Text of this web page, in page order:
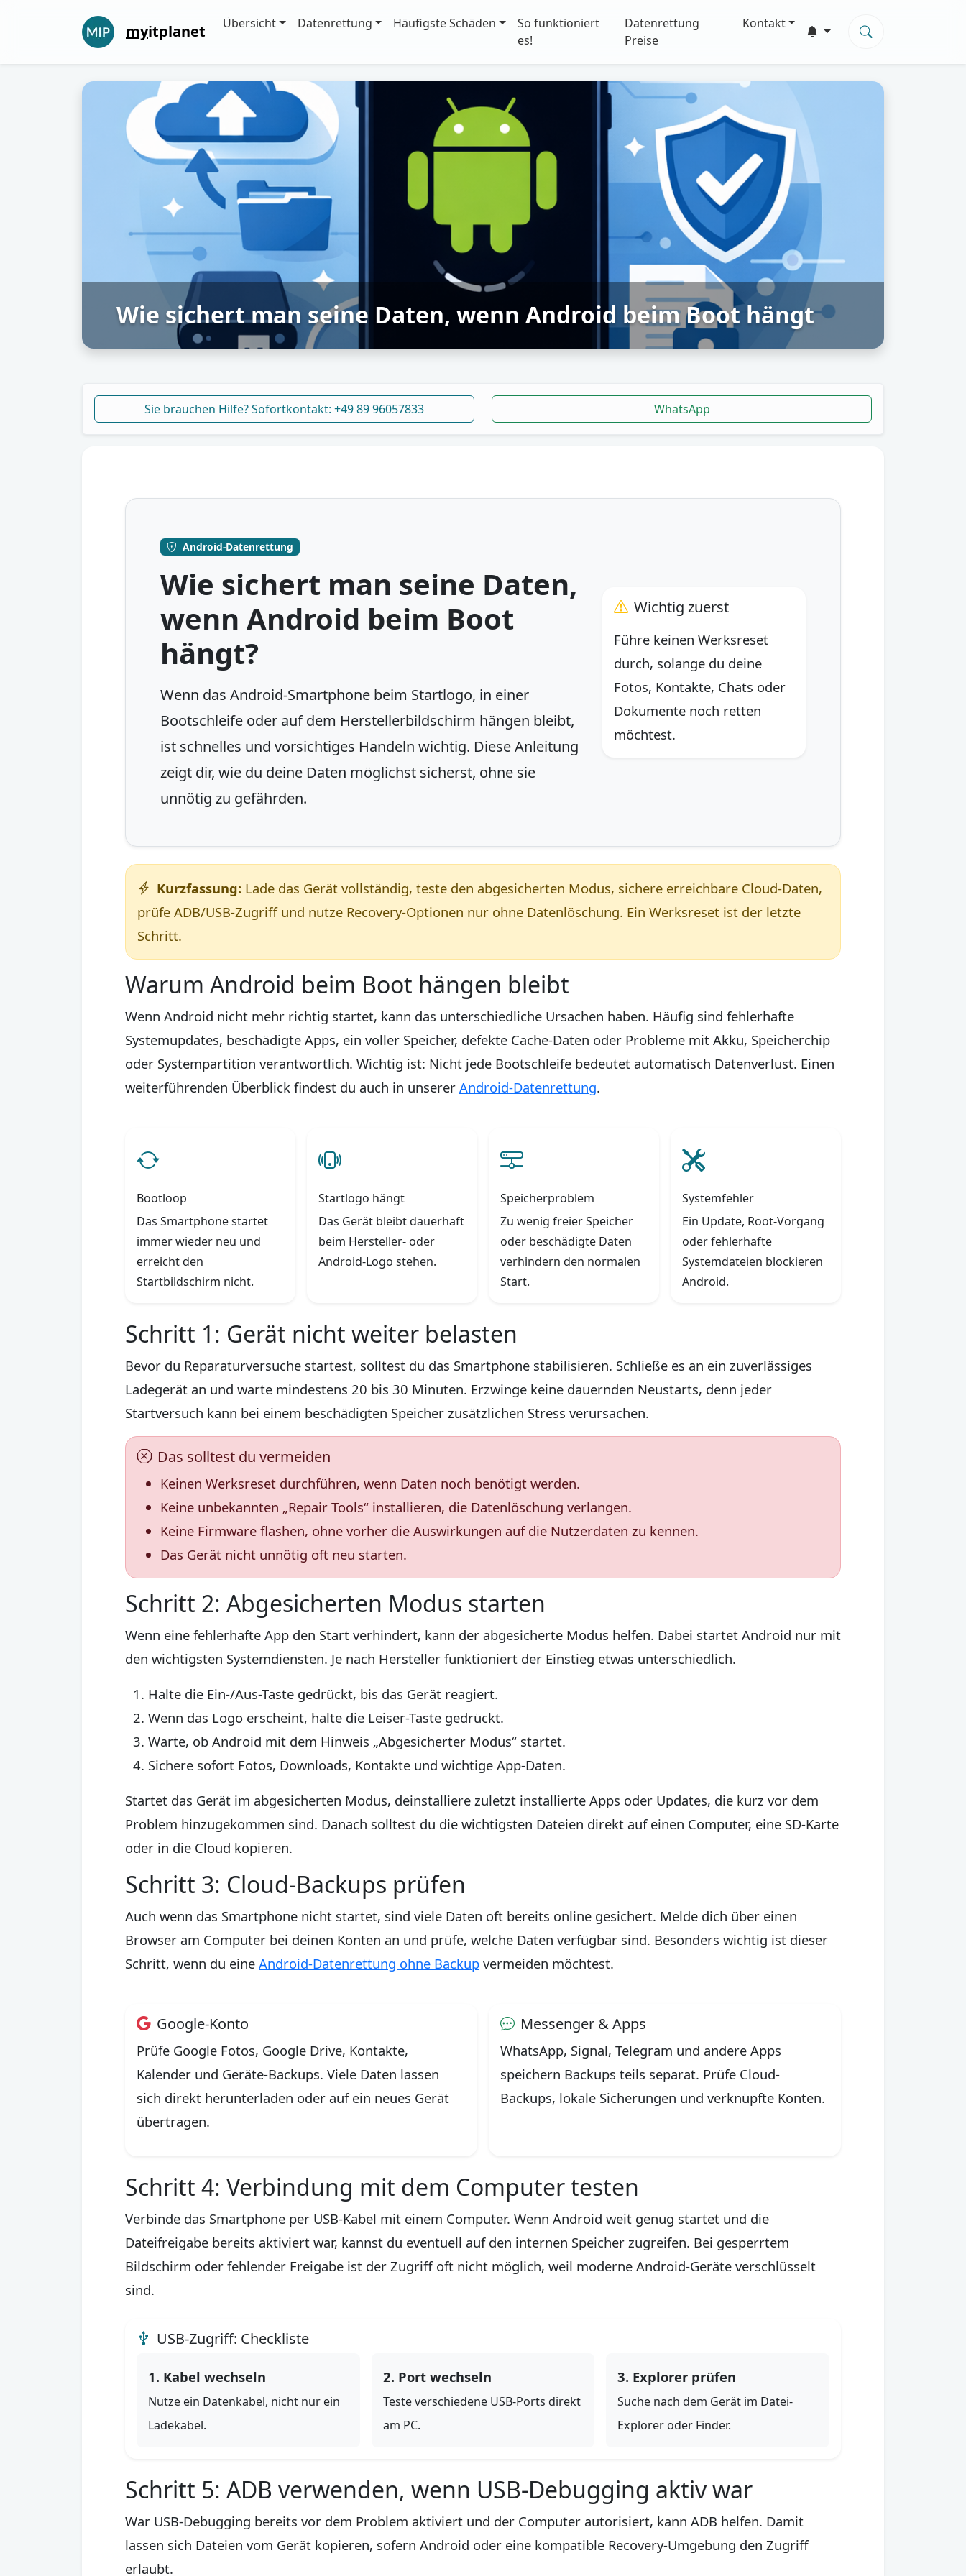
myitplanet Übersicht Datenrettung Häufigste Schäden
So funktioniert
es!
Datenrettung
Preise
Kontakt
Wie sichert man seine Daten, wenn Android beim Boot hängt
Sie brauchen Hilfe? Sofortkontakt: +49 89 96057833 WhatsApp
Android-Datenrettung
Wie sichert man seine Daten,
wenn Android beim Boot
hängt?
Wenn das Android-Smartphone beim Startlogo, in einer
Bootschleife oder auf dem Herstellerbildschirm hängen bleibt,
ist schnelles und vorsichtiges Handeln wichtig. Diese Anleitung
zeigt dir, wie du deine Daten möglichst sicherst, ohne sie
unnötig zu gefährden.
Wichtig zuerst
Führe keinen Werksreset
durch, solange du deine
Fotos, Kontakte, Chats oder
Dokumente noch retten
möchtest.
Kurzfassung: Lade das Gerät vollständig, teste den abgesicherten Modus, sichere erreichbare Cloud-Daten,
prüfe ADB/USB-Zugriff und nutze Recovery-Optionen nur ohne Datenlöschung. Ein Werksreset ist der letzte
Schritt.
Warum Android beim Boot hängen bleibt
Wenn Android nicht mehr richtig startet, kann das unterschiedliche Ursachen haben. Häufig sind fehlerhafte
Systemupdates, beschädigte Apps, ein voller Speicher, defekte Cache-Daten oder Probleme mit Akku, Speicherchip
oder Systempartition verantwortlich. Wichtig ist: Nicht jede Bootschleife bedeutet automatisch Datenverlust. Einen
weiterführenden Überblick findest du auch in unserer Android-Datenrettung.
Bootloop
Das Smartphone startet
immer wieder neu und
erreicht den
Startbildschirm nicht.
Startlogo hängt
Das Gerät bleibt dauerhaft
beim Hersteller- oder
Android-Logo stehen.
Speicherproblem
Zu wenig freier Speicher
oder beschädigte Daten
verhindern den normalen
Start.
Systemfehler
Ein Update, Root-Vorgang
oder fehlerhafte
Systemdateien blockieren
Android.
Schritt 1: Gerät nicht weiter belasten
Bevor du Reparaturversuche startest, solltest du das Smartphone stabilisieren. Schließe es an ein zuverlässiges
Ladegerät an und warte mindestens 20 bis 30 Minuten. Erzwinge keine dauernden Neustarts, denn jeder
Startversuch kann bei einem beschädigten Speicher zusätzlichen Stress verursachen.
Das solltest du vermeiden
Keinen Werksreset durchführen, wenn Daten noch benötigt werden.
Keine unbekannten „Repair Tools“ installieren, die Datenlöschung verlangen.
Keine Firmware flashen, ohne vorher die Auswirkungen auf die Nutzerdaten zu kennen.
Das Gerät nicht unnötig oft neu starten.
Schritt 2: Abgesicherten Modus starten
Wenn eine fehlerhafte App den Start verhindert, kann der abgesicherte Modus helfen. Dabei startet Android nur mit
den wichtigsten Systemdiensten. Je nach Hersteller funktioniert der Einstieg etwas unterschiedlich.
Halte die Ein-/Aus-Taste gedrückt, bis das Gerät reagiert.
Wenn das Logo erscheint, halte die Leiser-Taste gedrückt.
Warte, ob Android mit dem Hinweis „Abgesicherter Modus“ startet.
Sichere sofort Fotos, Downloads, Kontakte und wichtige App-Daten.
Startet das Gerät im abgesicherten Modus, deinstalliere zuletzt installierte Apps oder Updates, die kurz vor dem
Problem hinzugekommen sind. Danach solltest du die wichtigsten Dateien direkt auf einen Computer, eine SD-Karte
oder in die Cloud kopieren.
Schritt 3: Cloud-Backups prüfen
Auch wenn das Smartphone nicht startet, sind viele Daten oft bereits online gesichert. Melde dich über einen
Browser am Computer bei deinen Konten an und prüfe, welche Daten verfügbar sind. Besonders wichtig ist dieser
Schritt, wenn du eine Android-Datenrettung ohne Backup vermeiden möchtest.
Google-Konto
Prüfe Google Fotos, Google Drive, Kontakte,
Kalender und Geräte-Backups. Viele Daten lassen
sich direkt herunterladen oder auf ein neues Gerät
übertragen.
Messenger & Apps
WhatsApp, Signal, Telegram und andere Apps
speichern Backups teils separat. Prüfe Cloud-
Backups, lokale Sicherungen und verknüpfte Konten.
Schritt 4: Verbindung mit dem Computer testen
Verbinde das Smartphone per USB-Kabel mit einem Computer. Wenn Android weit genug startet und die
Dateifreigabe bereits aktiviert war, kannst du eventuell auf den internen Speicher zugreifen. Bei gesperrtem
Bildschirm oder fehlender Freigabe ist der Zugriff oft nicht möglich, weil moderne Android-Geräte verschlüsselt
sind.
USB-Zugriff: Checkliste
1. Kabel wechseln
Nutze ein Datenkabel, nicht nur ein
Ladekabel.
2. Port wechseln
Teste verschiedene USB-Ports direkt
am PC.
3. Explorer prüfen
Suche nach dem Gerät im Datei-
Explorer oder Finder.
Schritt 5: ADB verwenden, wenn USB-Debugging aktiv war
War USB-Debugging bereits vor dem Problem aktiviert und der Computer autorisiert, kann ADB helfen. Damit
lassen sich Dateien vom Gerät kopieren, sofern Android oder eine kompatible Recovery-Umgebung den Zugriff
erlaubt.